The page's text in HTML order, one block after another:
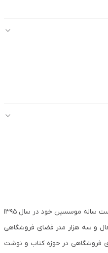
گروه کتاب ماجرا به پشتوانه تجربه بیست ساله موسسین خود در سال ۱۳۹۵
و سه هزار متر فضای فروشگاهی
فروشگاهی در حوزه کتاب و نوشت